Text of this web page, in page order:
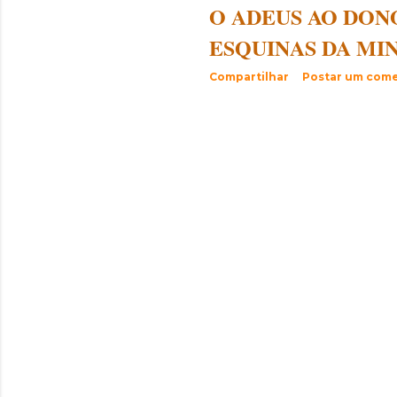
O ADEUS AO
ESQUINAS DA
Compartilhar Postar um